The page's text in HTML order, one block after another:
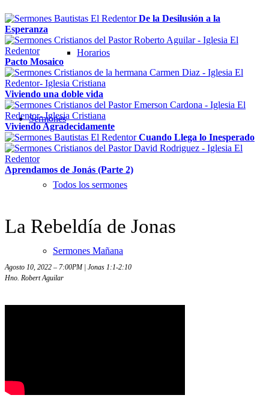
Horarios
Sermones
Todos los sermones
Sermones Mañana
De la Desilusión a la
Esperanza
Pacto Mosaico
Viviendo una doble vida
Viviendo Agradecidamente
Cuando Llega lo Inesperado
Aprendamos de Jonás (Parte 2)
La Rebeldía de Jonas
Agosto 10, 2022 – 7:00PM | Jonas 1:1-2:10
Hno. Robert Aguilar